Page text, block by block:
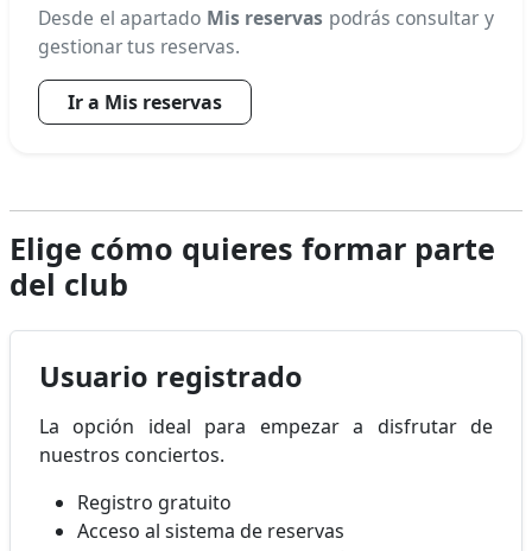
Desde el apartado Mis reservas podrás consultar y
gestionar tus reservas.
Ir a Mis reservas
Elige cómo quieres formar parte
del club
Usuario registrado
La opción ideal para empezar a disfrutar de
nuestros conciertos.
Registro gratuito
Acceso al sistema de reservas